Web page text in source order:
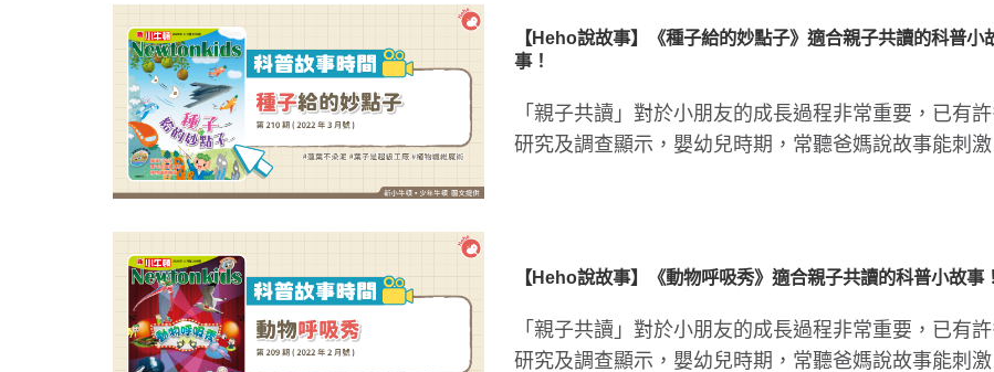
【Heho說故事】《種子給的妙點子》適合親子共讀的科普小
事！
「親子共讀」對於小朋友的成長過程非常重要，已有
研究及調查顯示，嬰幼兒時期，常聽爸媽說故事能刺激
【Heho說故事】《動物呼吸秀》適合親子共讀的科普小故事！
「親子共讀」對於小朋友的成長過程非常重要，已有
研究及調查顯示，嬰幼兒時期，常聽爸媽說故事能刺激